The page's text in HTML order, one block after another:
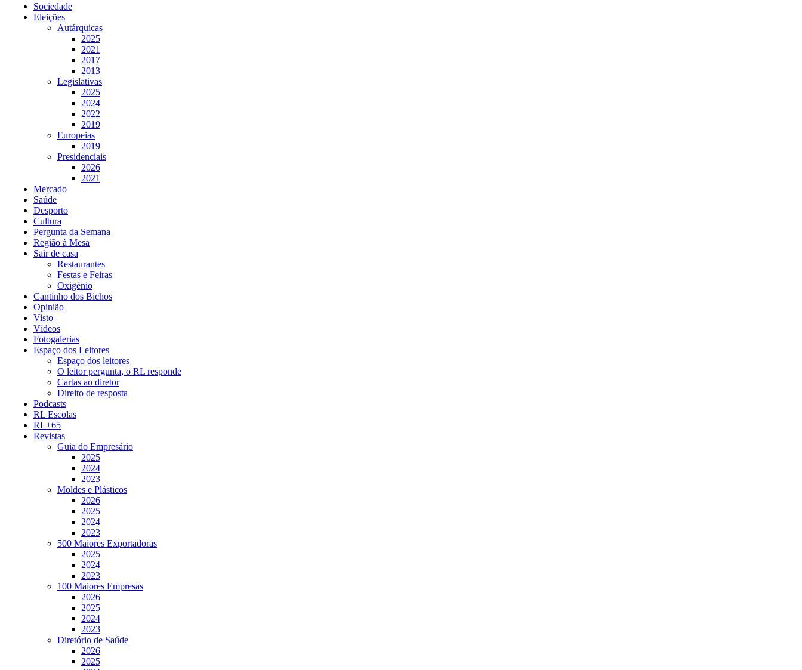
Sociedade
Eleições
Autárquicas
2025
2021
2017
2013
Legislativas
2025
2024
2022
2019
Europeias
2019
Presidenciais
2026
2021
Mercado
Saúde
Desporto
Cultura
Pergunta da Semana
Região à Mesa
Sair de casa
Restaurantes
Festas e Feiras
Oxigénio
Cantinho dos Bichos
Opinião
Visto
Vídeos
Fotogalerias
Espaço dos Leitores
Espaço dos leitores
O leitor pergunta, o RL responde
Cartas ao diretor
Direito de resposta
Podcasts
RL Escolas
RL+65
Revistas
Guia do Empresário
2025
2024
2023
Moldes e Plásticos
2026
2025
2024
2023
500 Maiores Exportadoras
2025
2024
2023
100 Maiores Empresas
2026
2025
2024
2023
Diretório de Saúde
2026
2025